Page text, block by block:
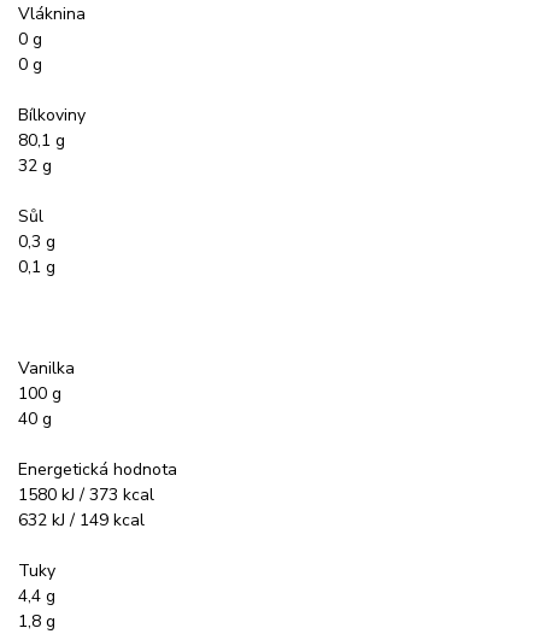
Vláknina
0 g
0 g
Bílkoviny
80,1 g
32 g
Sůl
0,3 g
0,1 g
Vanilka
100 g
40 g
Energetická hodnota
1580 kJ / 373 kcal
632 kJ / 149 kcal
Tuky
4,4 g
1,8 g